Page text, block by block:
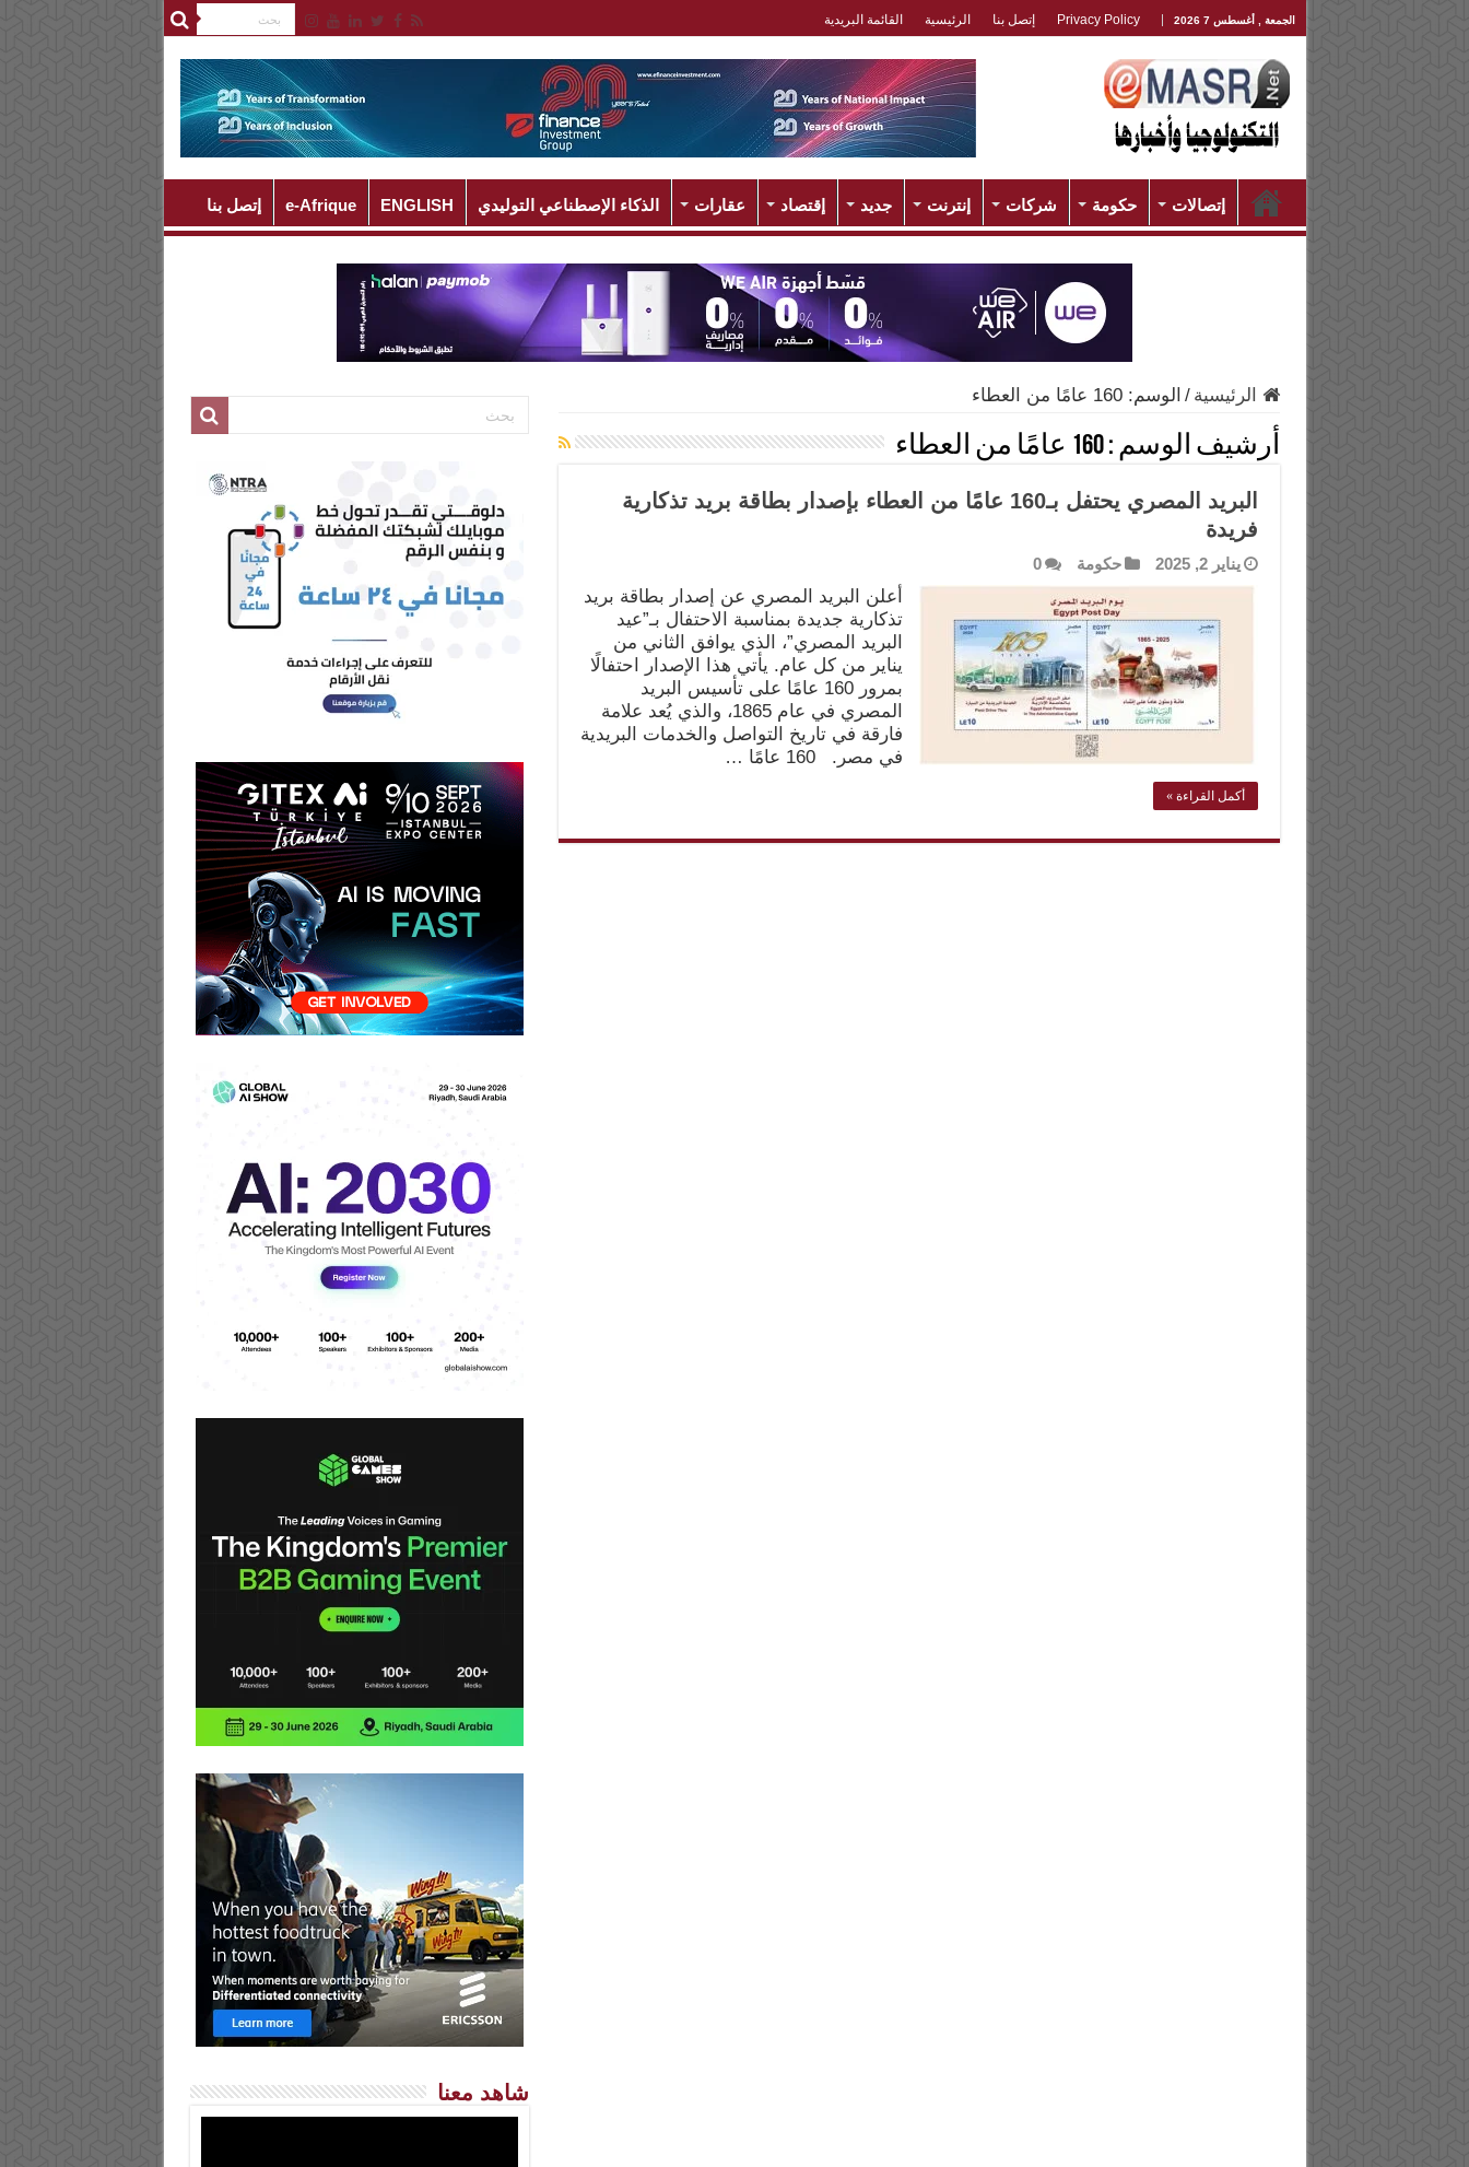
الجمعة , أغسطس 7 2026 Privacy Policy إتصل بنا الرئيسية القائمة البريدية
إتصالات حكومة شركات إنترنت جديد إقتصاد عقارات الذكاء الإصطناعي التوليدي ENGLISH
e-Afrique إتصل بنا
الرئيسية / الوسم:160 عامًا من العطاء
أرشيف الوسم :160 عامًا من العطاء
البريد المصري يحتفل بـ160 عامًا من العطاء بإصدار بطاقة بريد تذكارية
فريدة
يناير 2, 2025 حكومة 0
أعلن البريد المصري عن إصدار بطاقة بريد
تذكارية جديدة بمناسبة الاحتفال بـ”عيد
البريد المصري”، الذي يوافق الثاني من
يناير من كل عام. يأتي هذا الإصدار احتفالًا
بمرور 160 عامًا على تأسيس البريد
المصري في عام 1865، والذي يُعد علامة
فارقة في تاريخ التواصل والخدمات البريدية
في مصر. 160 عامًا …
أكمل القراءة »
شاهد معنا